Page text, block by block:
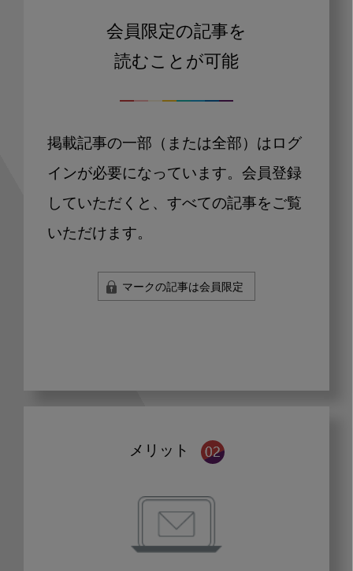
会員限定の記事を
読むことが可能
掲載記事の一部（または全部）はログ
インが必要になっています。会員登録
していただくと、すべての記事をご覧
いただけます。
マークの記事は会員限定
メリット